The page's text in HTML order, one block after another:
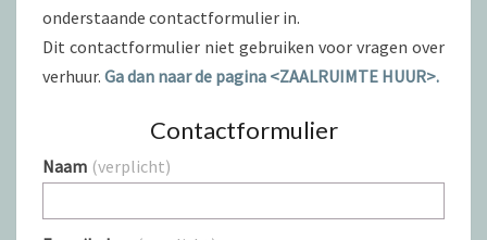
onderstaande contactformulier in.
Dit contactformulier niet gebruiken voor vragen over
verhuur. Ga dan naar de pagina <ZAALRUIMTE HUUR>.
Contactformulier
Naam (verplicht)